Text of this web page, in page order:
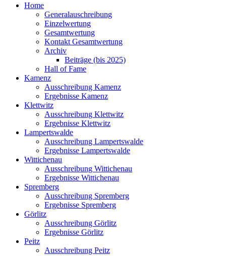
Home
Generalauschreibung
Einzelwertung
Gesamtwertung
Kontakt Gesamtwertung
Archiv
Beiträge (bis 2025)
Hall of Fame
Kamenz
Ausschreibung Kamenz
Ergebnisse Kamenz
Klettwitz
Ausschreibung Klettwitz
Ergebnisse Klettwitz
Lampertswalde
Ausschreibung Lampertswalde
Ergebnisse Lampertswalde
Wittichenau
Ausschreibung Wittichenau
Ergebnisse Wittichenau
Spremberg
Ausschreibung Spremberg
Ergebnisse Spremberg
Görlitz
Ausschreibung Görlitz
Ergebnisse Görlitz
Peitz
Ausschreibung Peitz